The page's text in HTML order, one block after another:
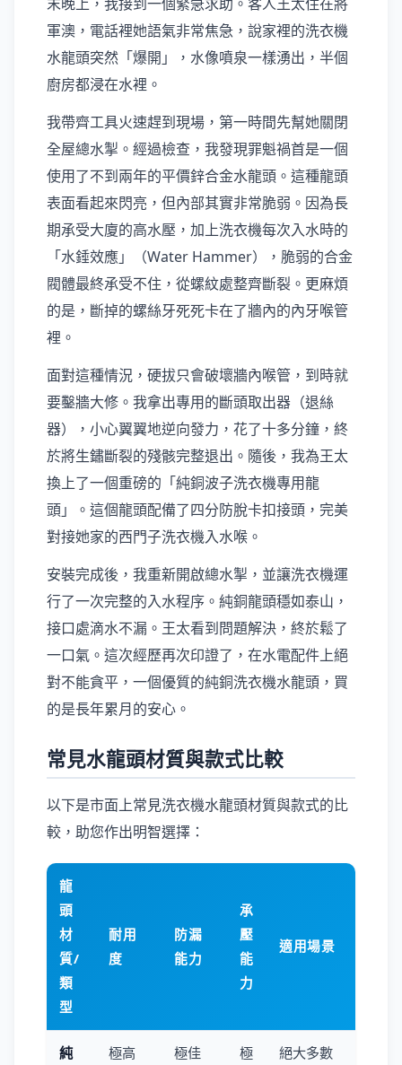
軍澳，電話裡她語氣非常焦急，說家裡的洗衣機
水龍頭突然「爆開」，水像噴泉一樣湧出，半個
廚房都浸在水裡。
我帶齊工具火速趕到現場，第一時間先幫她關閉
全屋總水掣。經過檢查，我發現罪魁禍首是一個
使用了不到兩年的平價鋅合金水龍頭。這種龍頭
表面看起來閃亮，但內部其實非常脆弱。因為長
期承受大廈的高水壓，加上洗衣機每次入水時的
「水錘效應」（Water Hammer），脆弱的合金
閥體最終承受不住，從螺紋處整齊斷裂。更麻煩
的是，斷掉的螺絲牙死死卡在了牆內的內牙喉管
裡。
面對這種情況，硬拔只會破壞牆內喉管，到時就
要鑿牆大修。我拿出專用的斷頭取出器（退絲
器），小心翼翼地逆向發力，花了十多分鐘，終
於將生鏽斷裂的殘骸完整退出。隨後，我為王太
換上了一個重磅的「純銅波子洗衣機專用龍
頭」。這個龍頭配備了四分防脫卡扣接頭，完美
對接她家的西門子洗衣機入水喉。
安裝完成後，我重新開啟總水掣，並讓洗衣機運
行了一次完整的入水程序。純銅龍頭穩如泰山，
接口處滴水不漏。王太看到問題解決，終於鬆了
一口氣。這次經歷再次印證了，在水電配件上絕
對不能貪平，一個優質的純銅洗衣機水龍頭，買
的是長年累月的安心。
常見水龍頭材質與款式比較
以下是市面上常見洗衣機水龍頭材質與款式的比
較，助您作出明智選擇：
龍
頭
材
質/
類
型
耐用
度
防漏
能力
承
壓
能
力
適用場景
純
極高
極佳
極
絕大多數